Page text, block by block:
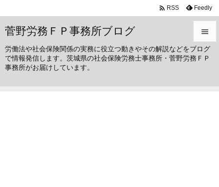
菅野労務ＦＰ事務所ブログ
労働法や社会保険関係の実務に役立つ動きやその解説などをブログ
で情報発信します。茨城県の社会保険労務士事務所・菅野労務ＦＰ
事務所がお届けしています。


メニュ
 RSS Feedly